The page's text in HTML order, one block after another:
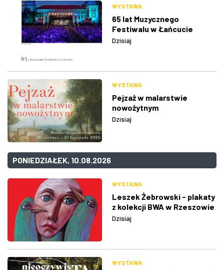
WYSTAWA
65 lat Muzycznego
Festiwalu w Łańcucie
Dzisiaj
WYSTAWA
Pejzaż w malarstwie
nowożytnym
Dzisiaj
PONIEDZIAŁEK, 10.08.2026
WYSTAWA
Leszek Żebrowski - plakaty
z kolekcji BWA w Rzeszowie
Dzisiaj
WYSTAWA